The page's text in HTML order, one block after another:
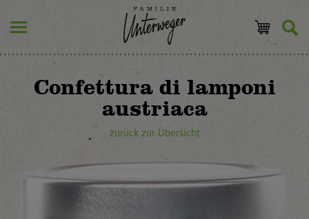
Confettura di lamponi
austriaca
zurück zur Übersicht